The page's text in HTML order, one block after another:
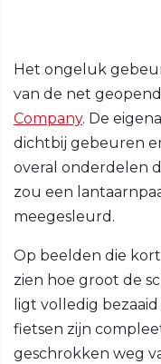
Het ongeluk
van de net
Company. De
dichtbij gebeuren
overal onderdelen
zou een
meegesleurd.
Op beelden die
zien hoe groot de
ligt volledig
fietsen zijn
geschrokken weg